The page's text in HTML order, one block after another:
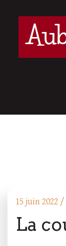
15 juin 2022 /
La